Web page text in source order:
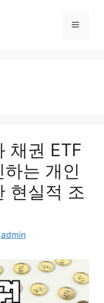
메
채권 ETF
는 개인
현실적 조
admin